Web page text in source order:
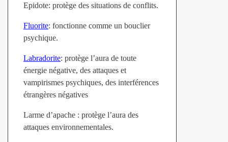
Epidote: protège des situations de conflits.
Fluorite: fonctionne comme un bouclier
psychique.
Labradorite: protège l’aura de toute
énergie négative, des attaques et
vampirismes psychiques, des interférences
étrangères négatives
Larme d’apache : protège l’aura des
attaques environnementales.